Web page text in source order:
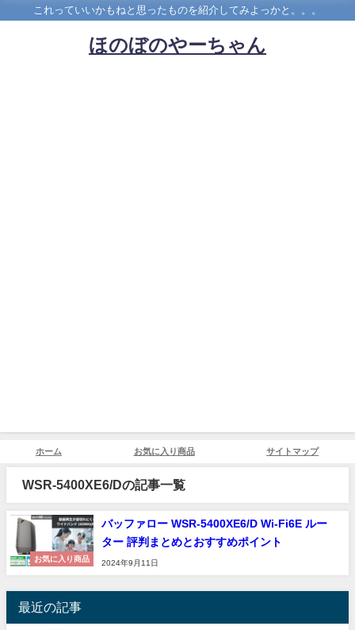
これっていいかもねと思ったものを紹介してみよっかと。。。
ほのぼのやーちゃん
ホーム お気に入り商品 サイトマップ
WSR-5400XE6/Dの記事一覧
お気に入り商品
バッファロー WSR-5400XE6/D Wi-Fi6E ルー
ター 評判まとめとおすすめポイント
2024年9月11日
最近の記事